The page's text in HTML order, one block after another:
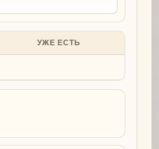
УЖЕ ЕСТЬ